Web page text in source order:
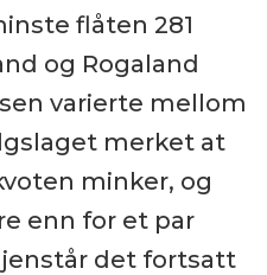
flåten 281
og Rogaland
varierte mellom
merket at
minker, og
enn for et par
det fortsatt